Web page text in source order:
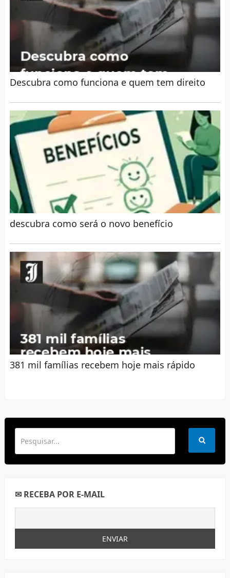
Descubra como funciona e quem tem direito
descubra como será o novo benefício
381 mil famílias recebem hoje mais rápido
✉ RECEBA POR E-MAIL